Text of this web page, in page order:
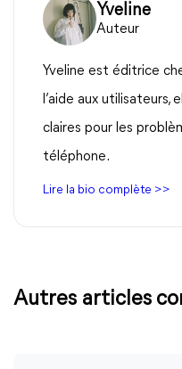
Yveline
Auteur
Yveline est éditrice
l’aide aux utilisateurs,
claires pour les
téléphone.
Lire la bio complète >>
Autres articles